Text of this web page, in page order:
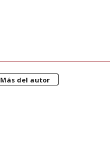
Más del autor